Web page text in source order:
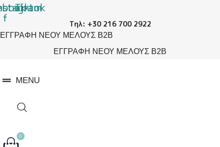
Μετάβαση
στο
f
Tiktok
Τηλ: +30 216 700 2922
ΕΓΓΡΑΦΗ ΝΕΟΥ ΜΕΛΟΥΣ B2B
ΕΓΓΡΑΦΗ ΝΕΟΥ ΜΕΛΟΥΣ B2B
MENU
0
Πασχαλινή
Λαμπάδα
Super